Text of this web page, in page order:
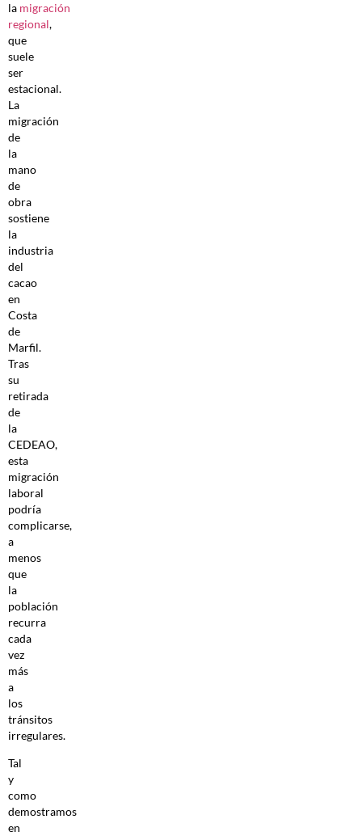
la migración
regional,
que
suele
ser
estacional.
La
migración
de
la
mano
de
obra
sostiene
la
industria
del
cacao
en
Costa
de
Marfil.
Tras
su
retirada
de
la
CEDEAO,
esta
migración
laboral
podría
complicarse,
a
menos
que
la
población
recurra
cada
vez
más
a
los
tránsitos
irregulares.
Tal
y
como
demostramos
en